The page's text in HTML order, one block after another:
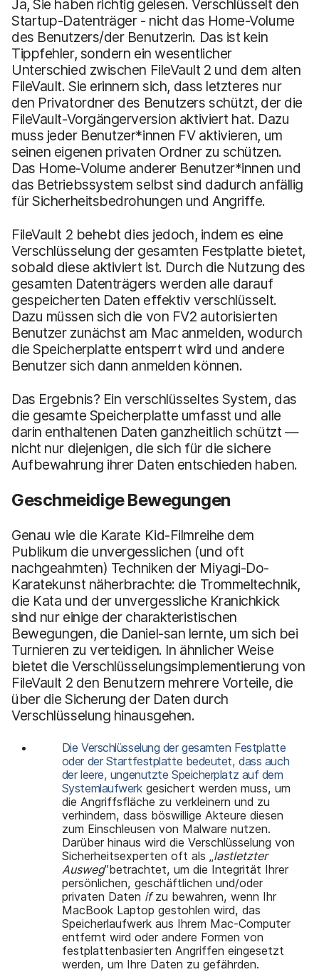
Ja, Sie haben richtig gelesen. Verschlüsselt den
Startup-Datenträger - nicht das Home-Volume
des Benutzers/der Benutzerin. Das ist kein
Tippfehler, sondern ein wesentlicher
Unterschied zwischen FileVault 2 und dem alten
FileVault. Sie erinnern sich, dass letzteres nur
den Privatordner des Benutzers schützt, der die
FileVault-Vorgängerversion aktiviert hat. Dazu
muss jeder Benutzer*innen FV aktivieren, um
seinen eigenen privaten Ordner zu schützen.
Das Home-Volume anderer Benutzer*innen und
das Betriebssystem selbst sind dadurch anfällig
für Sicherheitsbedrohungen und Angriffe.
FileVault 2 behebt dies jedoch, indem es eine
Verschlüsselung der gesamten Festplatte bietet,
sobald diese aktiviert ist. Durch die Nutzung des
gesamten Datenträgers werden alle darauf
gespeicherten Daten effektiv verschlüsselt.
Dazu müssen sich die von FV2 autorisierten
Benutzer zunächst am Mac anmelden, wodurch
die Speicherplatte entsperrt wird und andere
Benutzer sich dann anmelden können.
Das Ergebnis? Ein verschlüsseltes System, das
die gesamte Speicherplatte umfasst und alle
darin enthaltenen Daten ganzheitlich schützt —
nicht nur diejenigen, die sich für die sichere
Aufbewahrung ihrer Daten entschieden haben.
Geschmeidige Bewegungen
Genau wie die Karate Kid-Filmreihe dem
Publikum die unvergesslichen (und oft
nachgeahmten) Techniken der Miyagi-Do-
Karatekunst näherbrachte: die Trommeltechnik,
die Kata und der unvergessliche Kranichkick
sind nur einige der charakteristischen
Bewegungen, die Daniel-san lernte, um sich bei
Turnieren zu verteidigen. In ähnlicher Weise
bietet die Verschlüsselungsimplementierung von
FileVault 2 den Benutzern mehrere Vorteile, die
über die Sicherung der Daten durch
Verschlüsselung hinausgehen.
DieVerschlüsselung der gesamten Festplatte
oder der Startfestplatte bedeutet, dass auch
der leere, ungenutzte Speicherplatz auf dem
Systemlaufwerkgesichert werden muss, um
die Angriffsfläche zu verkleinern und zu
verhindern, dass böswillige Akteure diesen
zum Einschleusen von Malware nutzen.
Darüber hinaus wird die Verschlüsselung von
Sicherheitsexperten oft als „ lastletzter
Ausweg”betrachtet, um die Integrität Ihrer
persönlichen, geschäftlichen und/oder
privaten Daten ifzu bewahren, wenn Ihr
MacBook Laptop gestohlen wird, das
Speicherlaufwerk aus Ihrem Mac-Computer
entfernt wird oder andere Formen von
festplattenbasierten Angriffen eingesetzt
werden, um Ihre Daten zu gefährden.